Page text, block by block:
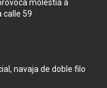
molestia a
calle 59
navaja de doble filo